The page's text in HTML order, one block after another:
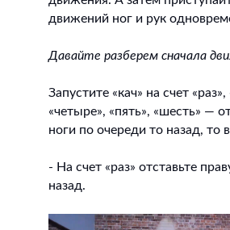
движений ног и рук
Давайте разберем сначала
Запустите «кач» на счет «раз»,
«четыре», «пять», «шесть» —
ноги по очереди то назад, то
- На счет «раз» отставьте
назад.